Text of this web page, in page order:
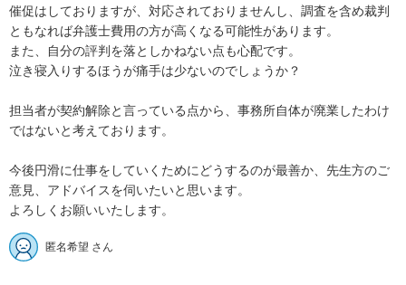
催促はしておりますが、対応されておりませんし、調査を含め裁判
ともなれば弁護士費用の方が高くなる可能性があります。
また、自分の評判を落としかねない点も心配です。
泣き寝入りするほうが痛手は少ないのでしょうか？
担当者が契約解除と言っている点から、事務所自体が廃業したわけ
ではないと考えております。
今後円滑に仕事をしていくためにどうするのが最善か、先生方のご
意見、アドバイスを伺いたいと思います。
よろしくお願いいたします。
匿名希望 さん